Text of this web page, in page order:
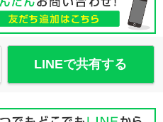
LINEで共有する